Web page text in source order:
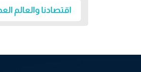
اقتصادنا والعالم العدد